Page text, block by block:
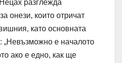
разглежда
онези, които отричат
като основната
„Невъзможно е началото
ако е едно, как ще